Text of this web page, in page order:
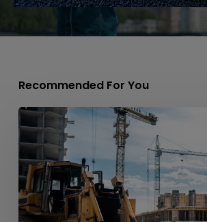
Recommended For You
Labirin,
Bahan
dan
Laluan
Menuju
Sifar
Bersih